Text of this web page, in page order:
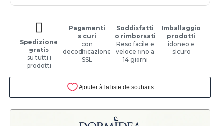
Spedizione
gratis
su tutti i
prodotti
Pagamenti
sicuri
con
decodificazione
SSL
Soddisfatti
o rimborsati
Reso facile e
veloce fino a
14 giorni
Imballaggio
prodotti
idoneo e
sicuro